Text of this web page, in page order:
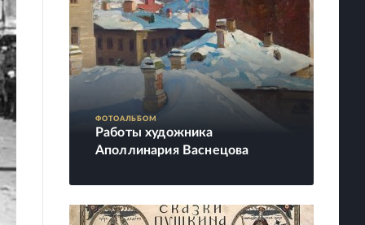
ФОТОАЛЬБОМ
Работы художника
Аполлинария Васнецова